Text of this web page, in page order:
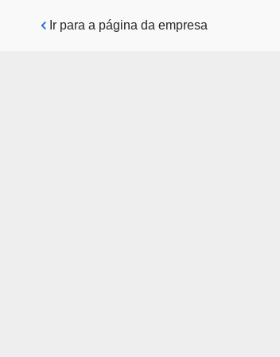
Pular para o conteúdo principal
Ir para a página da empresa